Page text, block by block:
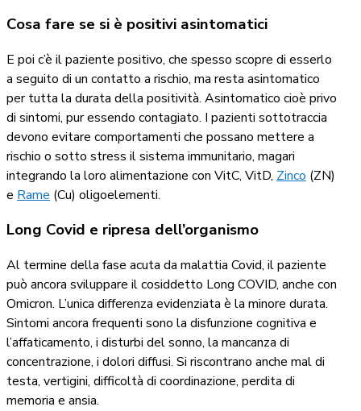
Cosa fare se si è positivi asintomatici
E poi c’è il paziente positivo, che spesso scopre di esserlo
a seguito di un contatto a rischio, ma resta asintomatico
per tutta la durata della positività. Asintomatico cioè privo
di sintomi, pur essendo contagiato. I pazienti sottotraccia
devono evitare comportamenti che possano mettere a
rischio o sotto stress il sistema immunitario, magari
integrando la loro alimentazione con VitC, VitD, Zinco (ZN)
e Rame (Cu) oligoelementi.
Long Covid e ripresa dell’organismo
Al termine della fase acuta da malattia Covid, il paziente
può ancora sviluppare il cosiddetto Long COVID, anche con
Omicron. L’unica differenza evidenziata è la minore durata.
Sintomi ancora frequenti sono la disfunzione cognitiva e
l’affaticamento, i disturbi del sonno, la mancanza di
concentrazione, i dolori diffusi. Si riscontrano anche mal di
testa, vertigini, difficoltà di coordinazione, perdita di
memoria e ansia.